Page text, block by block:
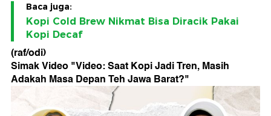
Baca juga:
Kopi Cold Brew Nikmat Bisa Diracik Pakai
Kopi Decaf
(raf/odi)
Simak Video "Video: Saat Kopi Jadi Tren, Masih
Adakah Masa Depan Teh Jawa Barat?"